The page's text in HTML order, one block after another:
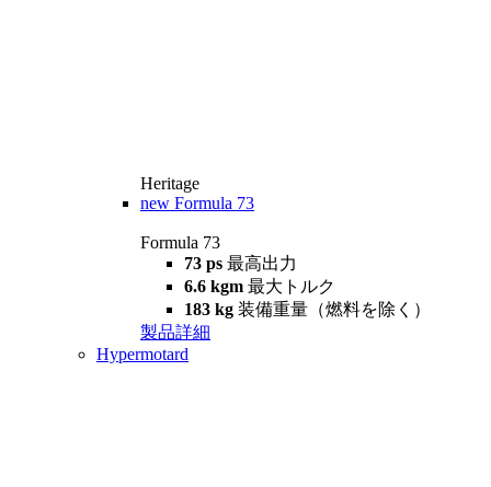
Heritage
new Formula 73
Formula 73
73 ps 最高出力
6.6 kgm 最大トルク
183 kg 装備重量（燃料を除く）
製品詳細
Hypermotard